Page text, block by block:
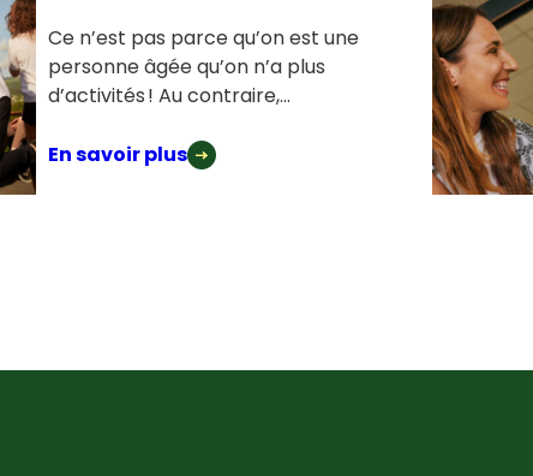
Ce n’est pas parce qu’on est une
personne âgée qu’on n’a plus
d’activités ! Au contraire,...
En savoir plus